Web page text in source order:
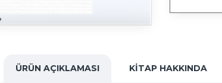
ÜRÜN AÇIKLAMASI KITAP HAKKINDA